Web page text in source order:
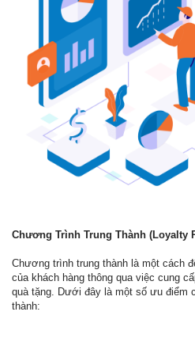
Chương Trình Trung Thành (Loyalty
Chương trình trung thành là một cách
của khách hàng thông qua việc cung
quà tặng. Dưới đây là một số ưu điểm
thành: